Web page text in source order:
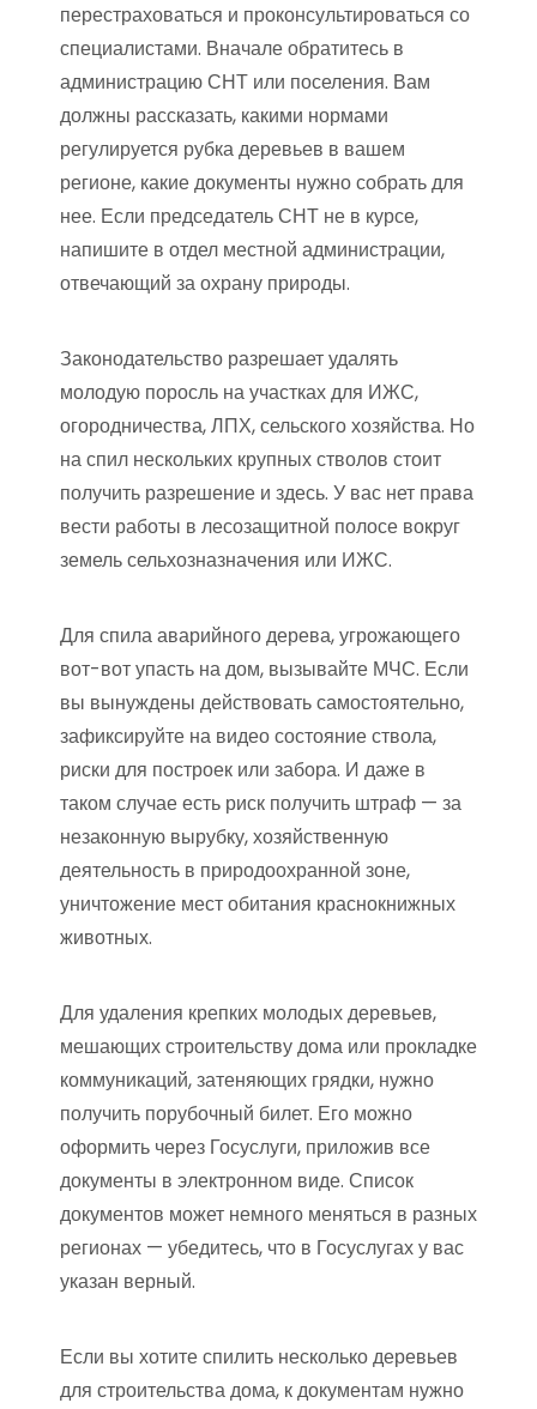
перестраховаться и проконсультироваться со
специалистами. Вначале обратитесь в
администрацию СНТ или поселения. Вам
должны рассказать, какими нормами
регулируется рубка деревьев в вашем
регионе, какие документы нужно собрать для
нее. Если председатель СНТ не в курсе,
напишите в отдел местной администрации,
отвечающий за охрану природы.
Законодательство разрешает удалять
молодую поросль на участках для ИЖС,
огородничества, ЛПХ, сельского хозяйства. Но
на спил нескольких крупных стволов стоит
получить разрешение и здесь. У вас нет права
вести работы в лесозащитной полосе вокруг
земель сельхозназначения или ИЖС.
Для спила аварийного дерева, угрожающего
вот-вот упасть на дом, вызывайте МЧС. Если
вы вынуждены действовать самостоятельно,
зафиксируйте на видео состояние ствола,
риски для построек или забора. И даже в
таком случае есть риск получить штраф — за
незаконную вырубку, хозяйственную
деятельность в природоохранной зоне,
уничтожение мест обитания краснокнижных
животных.
Для удаления крепких молодых деревьев,
мешающих строительству дома или прокладке
коммуникаций, затеняющих грядки, нужно
получить порубочный билет. Его можно
оформить через Госуслуги, приложив все
документы в электронном виде. Список
документов может немного меняться в разных
регионах — убедитесь, что в Госуслугах у вас
указан верный.
Если вы хотите спилить несколько деревьев
для строительства дома, к документам нужно